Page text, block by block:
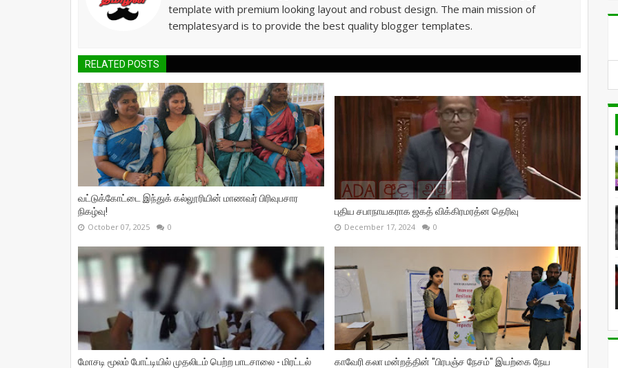
template with premium looking layout and robust design. The main mission of
templatesyard is to provide the best quality blogger templates.
RELATED POSTS
வட்டுக்கோட்டை இந்துக் கல்லூரியின் மாணவர் பிரிவுபசார
நிகழ்வு!
October 07, 2025 0
புதிய சபாநாயகராக ஜகத் விக்கிரமரத்ன தெரிவு
December 17, 2024 0
மோசடி மூலம் போட்டியில் முதலிடம் பெற்ற பாடசாலை - மிரட்டல்
காவேரி கலா மன்றத்தின் "பிரபஞ்ச நேசம்" இயற்கை நேய